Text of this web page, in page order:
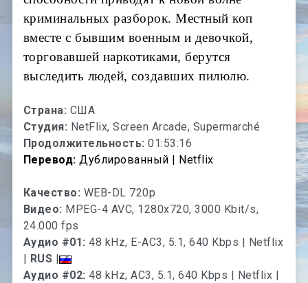
криминальных разборок. Местный коп
вместе с бывшим военным и девочкой,
торговавшей наркотиками, берутся
выследить людей, создавших пилюлю.
Страна: США
Студия: NetFlix, Screen Arcade, Supermarché
Продолжительность:01:53:16
Перевод:Дублированный | Netflix
Качество: WEB-DL 720p
Видео: MPEG-4 AVC, 1280x720, 3000 Kbit/s,
24.000 fps
Аудио #01:48 kHz, E-AC3, 5.1, 640 Kbps | Netflix
RUS |
Аудио #02:48 kHz, AC3, 5.1, 640 Kbps | Netflix |